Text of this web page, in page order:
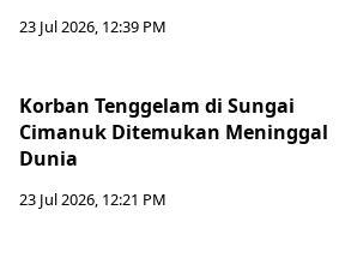
23 Jul 2026, 12:39 PM
Korban Tenggelam di Sungai
Cimanuk Ditemukan Meninggal
Dunia
23 Jul 2026, 12:21 PM